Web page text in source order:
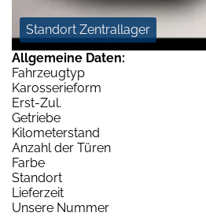
Standort Zentrallager
Allgemeine Daten:
Fahrzeugtyp
Karosserieform
Erst-Zul.
Getriebe
Kilometerstand
Anzahl der Türen
Farbe
Standort
Lieferzeit
Unsere Nummer